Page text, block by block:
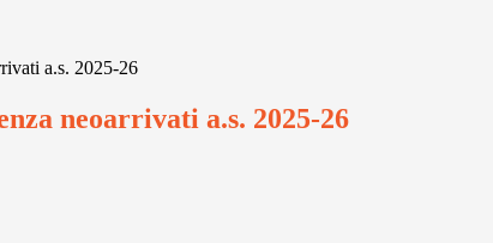
a.s. 2025-26
neoarrivati a.s. 2025-26